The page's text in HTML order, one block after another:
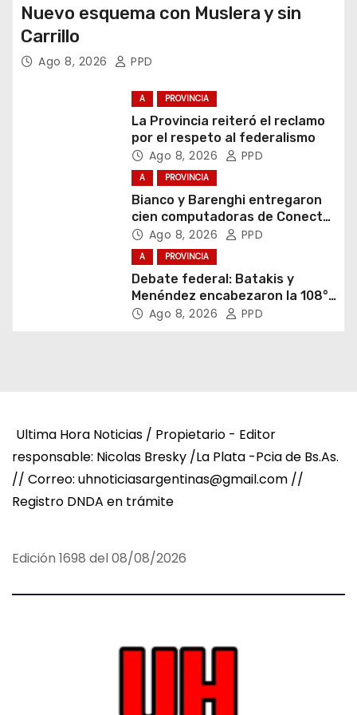
Nuevo esquema con Muslera y sin
Carrillo
Ago 8, 2026 PPD
A PROVINCIA
La Provincia reiteró el reclamo
por el respeto al federalismo
Ago 8, 2026 PPD
A PROVINCIA
Bianco y Barenghi entregaron
cien computadoras de Conectar
Igualdad Bonaerense
Ago 8, 2026 PPD
A PROVINCIA
Debate federal: Batakis y
Menéndez encabezaron la 108°
Asamblea del CNV
Ago 8, 2026 PPD
Ultima Hora Noticias / Propietario - Editor
responsable: Nicolas Bresky /La Plata -Pcia de Bs.As.
// Correo: uhnoticiasargentinas@gmail.com //
Registro DNDA en trámite
Edición 1698 del 08/08/2026